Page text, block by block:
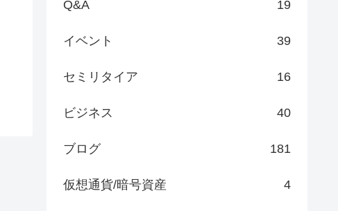
Q&A 19
イベント 39
セミリタイア 16
ビジネス 40
ブログ 181
仮想通貨/暗号資産 4